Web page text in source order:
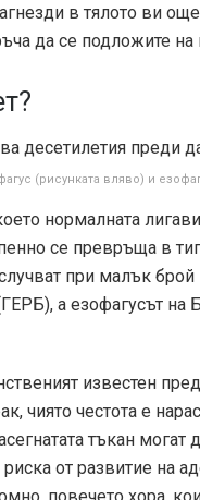
в тялото ви
да се подложите на
(рисунката вляво) и
нормалната
се превръща в
при малък
а езофагусът
известен
чиято честота е
тъкан
от развитие на